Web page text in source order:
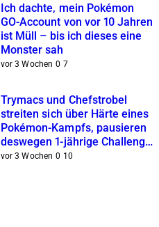
Ich dachte, mein Pokémon
GO-Account von vor 10 Jahren
ist Müll – bis ich dieses eine
Monster sah
vor 3 Wochen 0 7
Trymacs und Chefstrobel
streiten sich über Härte eines
Pokémon-Kampfs, pausieren
deswegen 1-jährige Challenge
auf Twitch
vor 3 Wochen 0 10